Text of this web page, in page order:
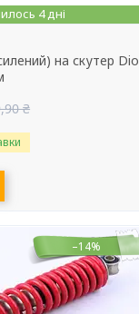
4 дні
на скутер Dio
₴
–14%